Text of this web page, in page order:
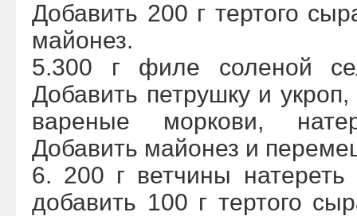
Добавить 200 г тертого
майонез.
5.300 г филе соленой
Добавить петрушку и
вареные моркови,
Добавить майонез и
6. 200 г ветчины натереть
добавить 100 г тертого